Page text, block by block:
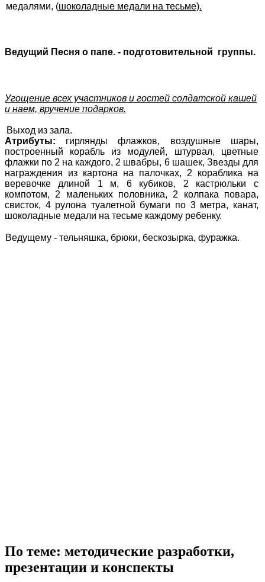
медалями, (шоколадные медали на тесьме).
Ведущий Песня о папе. - подготовительной группы.
Угощение всех участников и гостей солдатской кашей
и наем, вручение подарков.
Выход из зала.
Атрибуты: гирлянды флажков, воздушные шары,
построенный корабль из модулей, штурвал, цветные
флажки по 2 на каждого, 2 швабры, 6 шашек, Звезды для
награждения из картона на палочках, 2 кораблика на
веревочке длиной 1 м, 6 кубиков, 2 кастрюльки с
компотом, 2 маленьких половника, 2 колпака повара,
свисток, 4 рулона туалетной бумаги по 3 метра, канат,
шоколадные медали на тесьме каждому ребенку.
Ведущему - тельняшка, брюки, бескозырка, фуражка.
По теме: методические разработки,
презентации и конспекты